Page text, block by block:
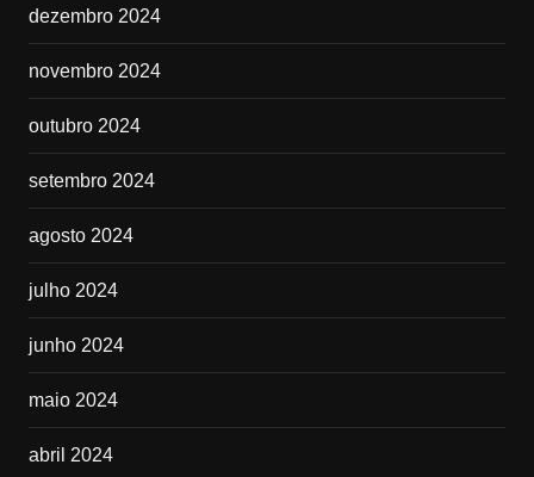
dezembro 2024
novembro 2024
outubro 2024
setembro 2024
agosto 2024
julho 2024
junho 2024
maio 2024
abril 2024